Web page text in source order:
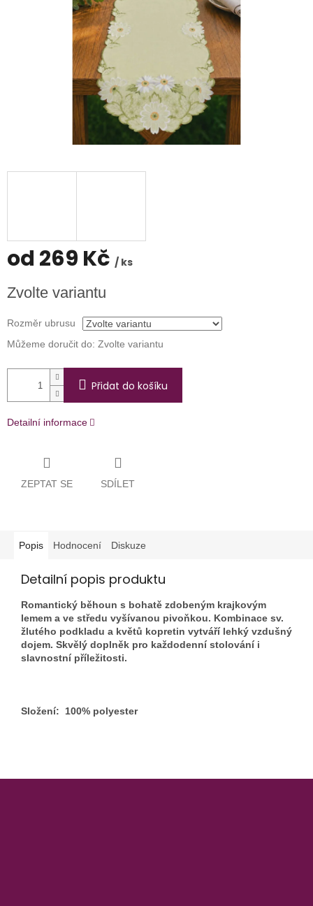
od 269 Kč / ks
cena:
Zvolte variantu
Rozměr ubrusu
Můžeme doručit do: Zvolte variantu
Přidat do košíku
Detailní informace
ZEPTAT SE SDÍLET
Popis Hodnocení Diskuze
Detailní popis produktu
Romantický běhoun s bohatě zdobeným krajkovým
lemem a ve středu vyšívanou pivoňkou. Kombinace sv.
žlutého podkladu a květů kopretin vytváří lehký vzdušný
dojem. Skvělý doplněk pro každodenní stolování i
slavnostní příležitosti.
Složení: 100% polyester